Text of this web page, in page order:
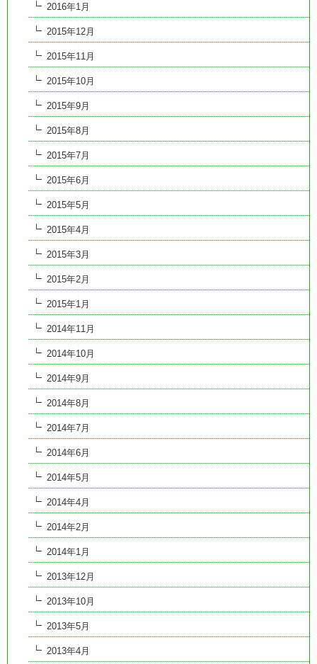
2016年1月
2015年12月
2015年11月
2015年10月
2015年9月
2015年8月
2015年7月
2015年6月
2015年5月
2015年4月
2015年3月
2015年2月
2015年1月
2014年11月
2014年10月
2014年9月
2014年8月
2014年7月
2014年6月
2014年5月
2014年4月
2014年2月
2014年1月
2013年12月
2013年10月
2013年5月
2013年4月